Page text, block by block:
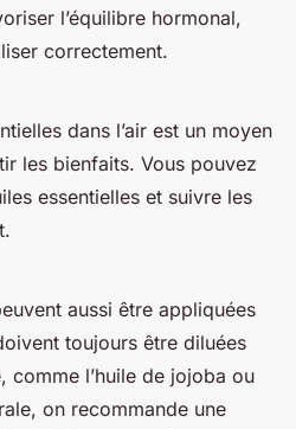
l’équilibre hormonal,
correctement.
dans l’air est un moyen
les bienfaits. Vous pouvez
essentielles et suivre les
aussi être appliquées
toujours être diluées
comme l’huile de jojoba ou
on recommande une